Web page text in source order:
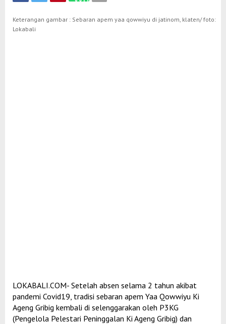
Keterangan gambar : Sebaran apem yaa qowwiyu di jatinom, klaten/ foto:
Lokabali
LOKABALI.COM- Setelah absen selama 2 tahun akibat
pandemi Covid19, tradisi sebaran apem Yaa Qowwiyu Ki
Ageng Gribig kembali di selenggarakan oleh P3KG
(Pengelola Pelestari Peninggalan Ki Ageng Gribig) dan